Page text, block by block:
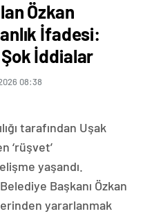
Özkan
İfadesi:
Şok İddialar
08:38
tarafından Uşak
‘rüşvet’
yaşandı.
Başkanı Özkan
yararlanmak